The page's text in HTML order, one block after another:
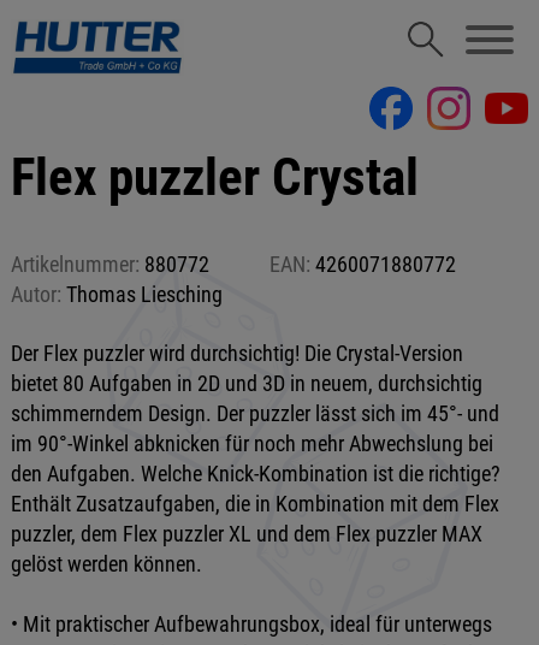
Flex puzzler Crystal
Artikelnummer: 880772 EAN: 4260071880772
Autor: Thomas Liesching
Der Flex puzzler wird durchsichtig! Die Crystal-Version
bietet 80 Aufgaben in 2D und 3D in neuem, durchsichtig
schimmerndem Design. Der puzzler lässt sich im 45°- und
im 90°-Winkel abknicken für noch mehr Abwechslung bei
den Aufgaben. Welche Knick-Kombination ist die richtige?
Enthält Zusatzaufgaben, die in Kombination mit dem Flex
puzzler, dem Flex puzzler XL und dem Flex puzzler MAX
gelöst werden können.
• Mit praktischer Aufbewahrungsbox, ideal für unterwegs